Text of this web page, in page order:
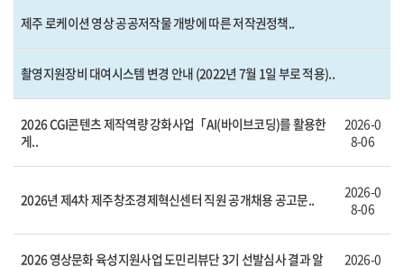
제주 로케이션 영상 공공저작물 개방에 따른 저작권정책..
촬영지원장비 대여시스템 변경 안내 (2022년 7월 1일 부로 적용)..
2026 CGI콘텐츠 제작역량 강화사업「AI(바이브코딩)를 활용한
게..
2026-0
8-06
2026년 제4차 제주창조경제혁신센터 직원 공개채용 공고문..
2026-0
8-06
2026 영상문화 육성지원사업 도민리뷰단 3기 선발심사 결과 알
2026-0